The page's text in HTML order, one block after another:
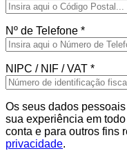
Nº de Telefone *
NIPC / NIF / VAT *
Os seus dados
sua experiência em
conta e para outros fins
privacidade.